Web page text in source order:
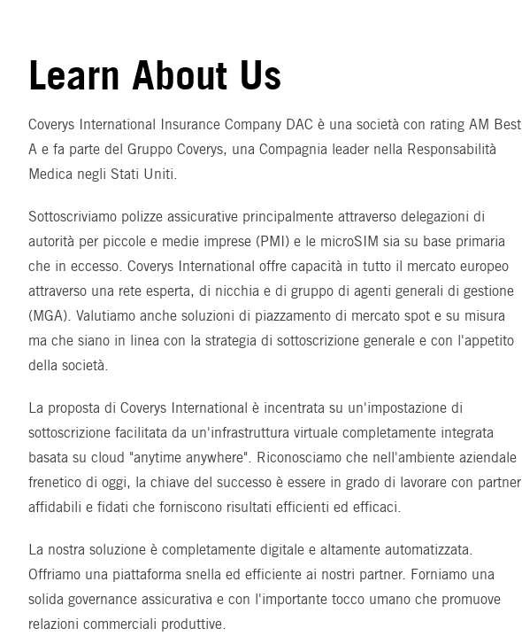
Learn About Us
Coverys International Insurance Company DAC è una società con rating AM Best
A e fa parte del Gruppo Coverys, una Compagnia leader nella Responsabilità
Medica negli Stati Uniti.
Sottoscriviamo polizze assicurative principalmente attraverso delegazioni di
autorità per piccole e medie imprese (PMI) e le microSIM sia su base primaria
che in eccesso. Coverys International offre capacità in tutto il mercato europeo
attraverso una rete esperta, di nicchia e di gruppo di agenti generali di gestione
(MGA). Valutiamo anche soluzioni di piazzamento di mercato spot e su misura
ma che siano in linea con la strategia di sottoscrizione generale e con l'appetito
della società.
La proposta di Coverys International è incentrata su un'impostazione di
sottoscrizione facilitata da un'infrastruttura virtuale completamente integrata
basata su cloud "anytime anywhere". Riconosciamo che nell'ambiente aziendale
frenetico di oggi, la chiave del successo è essere in grado di lavorare con partner
affidabili e fidati che forniscono risultati efficienti ed efficaci.
La nostra soluzione è completamente digitale e altamente automatizzata.
Offriamo una piattaforma snella ed efficiente ai nostri partner. Forniamo una
solida governance assicurativa e con l'importante tocco umano che promuove
relazioni commerciali produttive.